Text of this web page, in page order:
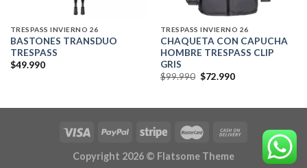
TRESPASS INVIERNO 26
BASTONES TRANSDUO
TRESPASS
$49.990
TRESPASS INVIERNO 26
CHAQUETA CON CAPUCHA
HOMBRE TRESPASS CLIP
GRIS
$99.990 El
$99.990.
$72.990El
$72.990.
Copyright 2026 © Flatsome Theme